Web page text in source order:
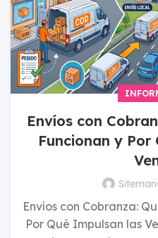
Envíos con
Funcionan y
Envíos con Cobranza:
Por Qué Impulsan las